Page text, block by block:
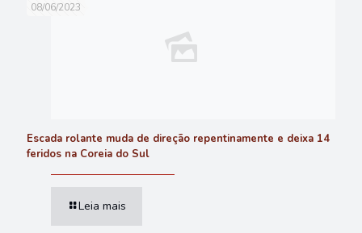
08/06/2023
Escada rolante muda de direção repentinamente e deixa 14
feridos na Coreia do Sul
Leia mais